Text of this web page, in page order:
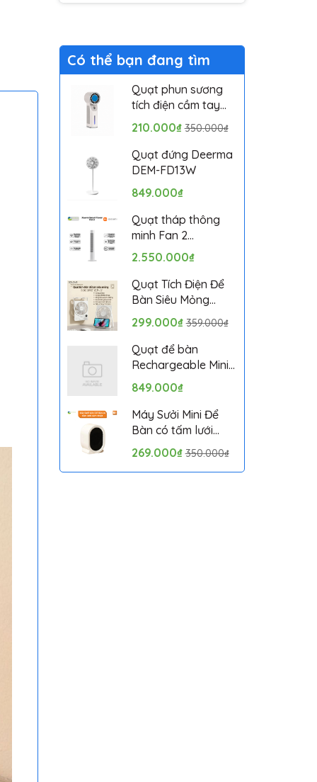
Có thể bạn đang tìm
Quạt phun sương
tích điện cầm tay
mini có sò lạnh
Solove MLS6212B -
Bảo hành 1 tháng
210.000₫ 350.000₫
Quạt đứng Deerma
DEM-FD13W
849.000₫
Quạt tháp thông
minh Fan 2
BPTS02DMU bản
quốc tế
2.550.000₫
Quạt Tích Điện Để
Bàn Siêu Mỏng
SOLOVE KP-11 với 6
Cấp Độ Gió, Màn
Hình LCD, Tích Hợp
Giá Đỡ Điện Thoại
299.000₫ 359.000₫
Quạt để bàn
Rechargeable Mini
Fan ZMYDFS01DM
849.000₫
Máy Sưởi Mini Để
Bàn có tấm lưới
cách nhiệt an toàn,
Quạt Sưởi Ấm Mini
Hồng Ngoại Tiện Lợi
269.000₫ 350.000₫